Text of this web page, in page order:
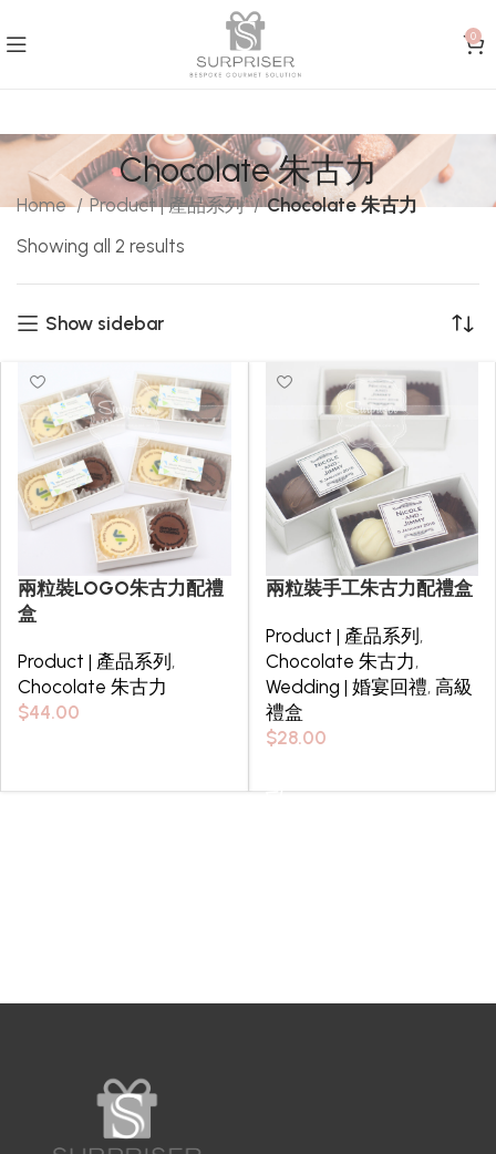
0
Chocolate 朱古力
Home Product | 產品系列
Chocolate 朱古力
Showing all 2 results
Show sidebar
兩粒裝LOGO朱古力配禮
盒
Product | 產品系列,
Chocolate 朱古力
$44.00
兩粒裝手工朱古力配禮盒
Product | 產品系列,
Chocolate 朱古力,
Wedding | 婚宴回禮, 高級
禮盒
$28.00